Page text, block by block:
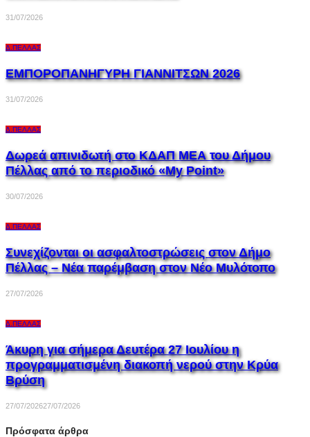
31/07/2026
Δ.ΠΈΛΛΑΣ
ΕΜΠΟΡΟΠΑΝΗΓΥΡΗ ΓΙΑΝΝΙΤΣΩΝ 2026
31/07/2026
Δ.ΠΈΛΛΑΣ
Δωρεά απινιδωτή στο ΚΔΑΠ ΜΕΑ του Δήμου
Πέλλας από το περιοδικό «My Point»
30/07/2026
Δ.ΠΈΛΛΑΣ
Συνεχίζονται οι ασφαλτοστρώσεις στον Δήμο
Πέλλας – Νέα παρέμβαση στον Νέο Μυλότοπο
27/07/2026
Δ.ΠΈΛΛΑΣ
Άκυρη για σήμερα Δευτέρα 27 Ιουλίου η
προγραμματισμένη διακοπή νερού στην Κρύα
Βρύση
27/07/202627/07/2026
Πρόσφατα άρθρα